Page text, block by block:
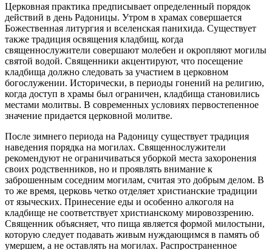
Церковная практика предписывает определенный порядок
действий в день Радоницы. Утром в храмах совершается
Божественная литургия и вселенская панихида. Существует
также традиция освящения кладбищ, когда
священнослужители совершают молебен и окропляют могилы
святой водой. Священники акцентируют, что посещение
кладбища должно следовать за участием в церковном
богослужении. Исторически, в периоды гонений на религию,
когда доступ в храмы был ограничен, кладбища становились
местами молитвы. В современных условиях первостепенное
значение придается церковной молитве.
После зимнего периода на Радоницу существует традиция
наведения порядка на могилах. Священнослужители
рекомендуют не ограничиваться уборкой места захоронения
своих родственников, но и проявлять внимание к
заброшенным соседним могилам, считая это добрым делом. В
то же время, церковь четко отделяет христианские традиции
от языческих. Принесение еды и особенно алкоголя на
кладбище не соответствует христианскому мировоззрению.
Священник объясняет, что пища является формой милостыни,
которую следует подавать живым нуждающимся в память об
умершем, а не оставлять на могилах. Распространенное